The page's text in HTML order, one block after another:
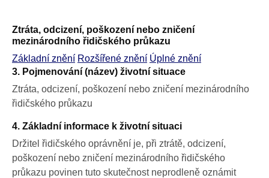
Ztráta, odcizení, poškození nebo zničení
mezinárodního řidičského průkazu
Základní znění Rozšířené znění Úplné znění
3. Pojmenování (název) životní situace
Ztráta, odcizení, poškození nebo zničení mezinárodního
řidičského průkazu
4. Základní informace k životní situaci
Držitel řidičského oprávnění je, při ztrátě, odcizení,
poškození nebo zničení mezinárodního řidičského
průkazu povinen tuto skutečnost neprodleně oznámit